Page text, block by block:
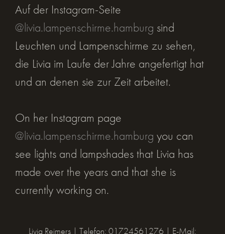
Auf der Instagram-Seite
@livia.lampenschirme.hamburg sind
Leuchten und Lampenschirme zu sehen,
die Livia im Laufe der Jahre angefertigt hat
und an denen sie zur Zeit arbeitet.
On her Instagram page
@livia.lampenschirme.hamburg you can
see lights and lampshades that Livia has
made over the years and that she is
currently working on.
Livia Reimers | Telefon: 01724561276 | E-Mail: